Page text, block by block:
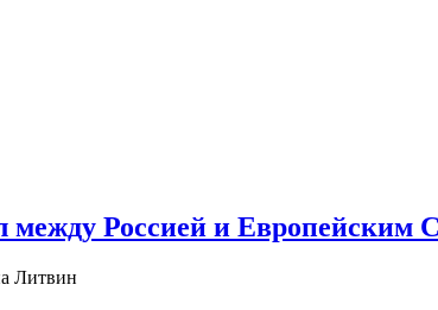
Россией и Европейским
Литвин